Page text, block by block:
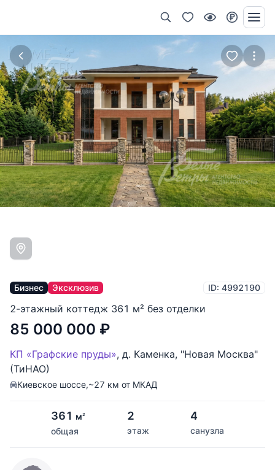
Бизнес Эксклюзив ID: 4992190
2-этажный коттедж 361 м² без отделки
85 000 000 ₽
КП «Графские пруды», д. Каменка, "Новая Москва"
(ТиНАО)
Киевское шоссе,~27 км от МКАД
361 м2
общая
2
этаж
4
санузла